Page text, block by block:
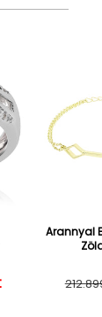
ár
Arannyal